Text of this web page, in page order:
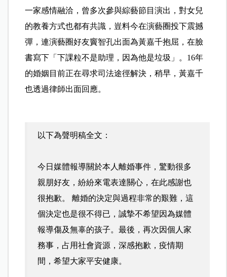
一家感情融洽，曾多次參與綜藝節目演出，對女兒
的教養方式也都有共識，豈料今在演藝圈投下震撼
彈，連演藝圈好友竇智孔出面為黃嘉千抱屈，在臉
書寫下「下課粒不是助理，因為他是垃圾」。16年
的婚姻目前正在尋求司法途徑解決，稍早，黃嘉千
也透過律師出面回應。
以下為聲明稿全文：
今日媒體報導關於本人離婚事件，驚動很多
親朋好友，紛紛來電表達關心，在此感謝也
很抱歉。 離婚的決定與過程非常的艱難，這
個決定也是很不得已，誠摯不希望因為媒體
報導傷及無辜的孩子。最後，再次因個人家
務事，占用社會資源，深感抱歉，疫情期
間，希望大家平安健康。